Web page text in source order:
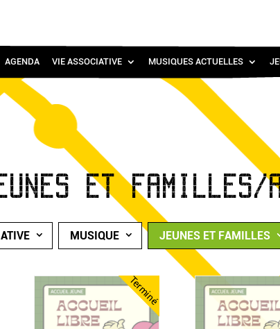
AGENDA VIE ASSOCIATIVE MUSIQUES ACTUELLES
ET
MUSIQUE JEUNES ET FAMILLES
Terminé